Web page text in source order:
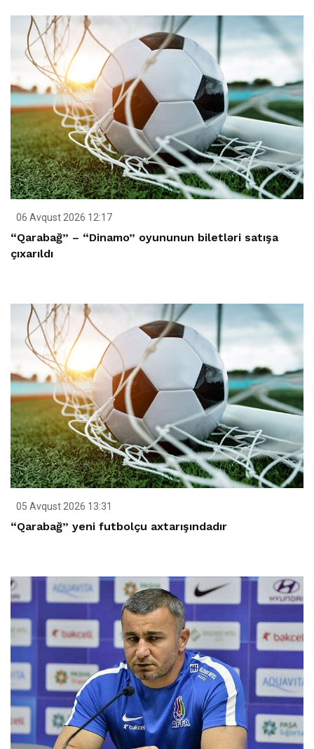
06 Avqust 2026 12:17
“Qarabağ” – “Dinamo” oyununun biletləri satışa
çıxarıldı
05 Avqust 2026 13:31
“Qarabağ” yeni futbolçu axtarışındadır